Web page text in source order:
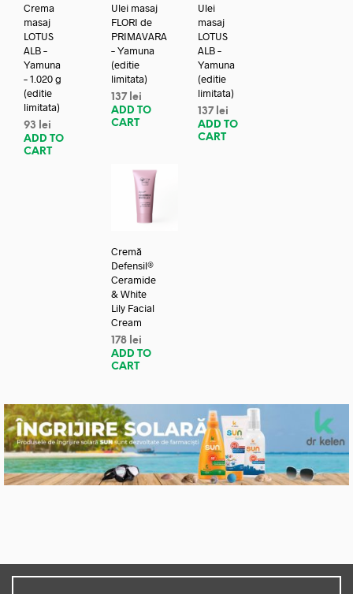
Crema
masaj
LOTUS
ALB –
Yamuna
– 1.020 g
(editie
limitata)
93
lei
ADD TO
CART
Ulei masaj
FLORI de
PRIMAVARA
– Yamuna
(editie
limitata)
137 lei
ADD TO
CART
Ulei
masaj
LOTUS
ALB –
Yamuna
(editie
limitata)
137 lei
ADD TO
CART
Cremă
Defensil®
Ceramide
& White
Lily Facial
Cream
178 lei
ADD TO
CART